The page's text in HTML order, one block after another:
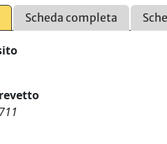
Scheda completa